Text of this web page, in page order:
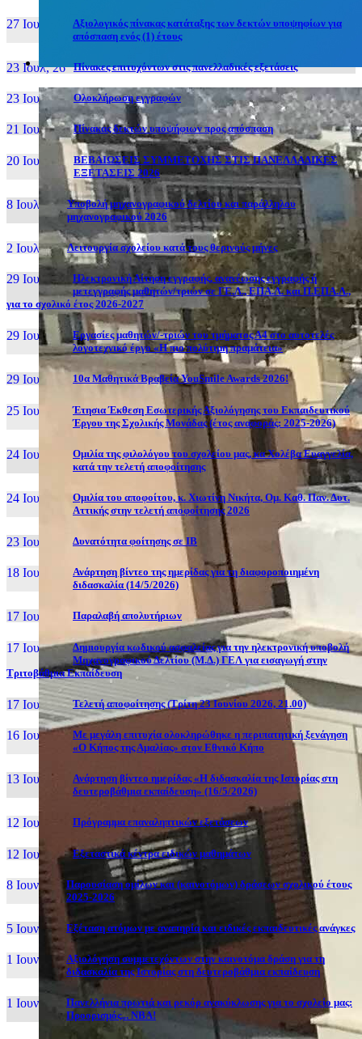
27 Ιουν, 26
Αξιολογικός πίνακας κατάταξης των δεκτών υποψηφίων για
απόσπαση ενός (1) έτους
23 Ιουλ, 26 Πίνακες επιτυχόντων στις πανελλαδικές εξετάσεις
23 Ιουλ, 26 Ολοκλήρωση εγγραφών
21 Ιουλ, 26 Πίνακας δεκτών υποψήφιων προς απόσπαση
20 Ιουλ, 26
ΒΕΒΑΙΩΣΕΙΣ ΣΥΜΜΕΤΟΧΗΣ ΣΤΙΣ ΠΑΝΕΛΛΑΔΙΚΕΣ
ΕΞΕΤΑΣΕΙΣ 2026
8 Ιουλ, 26
Υποβολή μηχανογραφικού δελτίου και παράλληλου
μηχανογραφικού 2026
2 Ιουλ, 26 Λειτουργία σχολείου κατά τους θερινούς μήνες
29 Ιουν, 26
Ηλεκτρονική Αίτηση εγγραφής, ανανέωσης εγγραφής ή
μετεγγραφής μαθητών/τριών σε ΓΕ.Λ., ΕΠΑ.Λ. και Π.ΕΠΑ.Λ.,
για το σχολικό έτος 2026-2027
29 Ιουν, 26
Εργασίες μαθητών/-τριών του τμήματος Α4 στο αυτοτελές
λογοτεχνικό έργο «Η πιο πολύτιμη πραμάτεια»
29 Ιουν, 26 10α Μαθητικά Βραβεία YouSmile Awards 2026!
25 Ιουν, 26
Έτησια Έκθεση Εσωτερικής Αξιολόγησης του Εκπαιδευτικού
Έργου της Σχολικής Μονάδας (έτος αναφοράς: 2025-2026)
24 Ιουν, 26
Ομιλία της φιλολόγου του σχολείου μας, κα Χολέβα Ευαγγελία,
κατά την τελετή αποφοίτησης
24 Ιουν, 26
Ομιλία του αποφοίτου, κ. Χιωτίνη Νικήτα, Ομ. Καθ. Παν. Δυτ.
Αττικής στην τελετή αποφοίτησης 2026
23 Ιουν, 26 Δυνατότητα φοίτησης σε ΙΒ
18 Ιουν, 26
Ανάρτηση βίντεο της ημερίδας για τη διαφοροποιημένη
διδασκαλία (14/5/2026)
17 Ιουν, 26 Παραλαβή απολυτήριων
17 Ιουν, 26
Δημιουργία κωδικού ασφαλείας για την ηλεκτρονική υποβολή
Μηχανογραφικού Δελτίου (Μ.Δ.) ΓΕΛ για εισαγωγή στην
Τριτοβάθμια Εκπαίδευση
17 Ιουν, 26 Τελετή αποφοίτησης (Τρίτη 23 Ιουνίου 2026, 21.00)
16 Ιουν, 26
Με μεγάλη επιτυχία ολοκληρώθηκε η περιπατητική ξενάγηση
«Ο Κήπος της Αμαλίας» στον Εθνικό Κήπο
13 Ιουν, 26
Ανάρτηση βίντεο ημερίδας «Η διδασκαλία της Ιστορίας στη
δευτεροβάθμια εκπαίδευση» (16/5/2026)
12 Ιουν, 26 Πρόγραμμα επαναληπτικών εξετάσεων
12 Ιουν, 26 Εξεταστικά κέντρα ειδικών μαθημάτων
8 Ιουν, 26
Παρουσίαση ομίλων και (καινοτόμων) δράσεων σχολικού έτους
2025-2026
5 Ιουν, 26 Εξέταση ατόμων με αναπηρία και ειδικές εκπαιδευτικές ανάγκες
1 Ιουν, 26
Αξιολόγηση συμμετεχόντων στην καινοτόμα δράση για τη
διδασκαλία της Ιστορίας στη δευτεροβάθμια εκπαίδευση
1 Ιουν, 26
Πανελλήνια πρωτιά και ρεκόρ ανακύκλωσης για το σχολείο μας:
Προορισμός... NBA!